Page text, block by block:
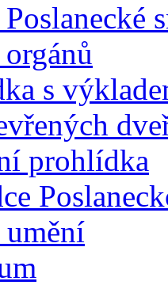
Poslanecké
s
prohlídka